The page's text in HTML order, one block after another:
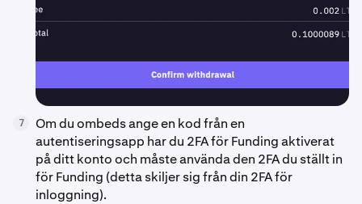
7
Om du ombeds ange en kod från en
autentiseringsapp har du 2FA för Funding aktiverat
på ditt konto och måste använda den 2FA du ställt in
för Funding (detta skiljer sig från din 2FA för
inloggning).